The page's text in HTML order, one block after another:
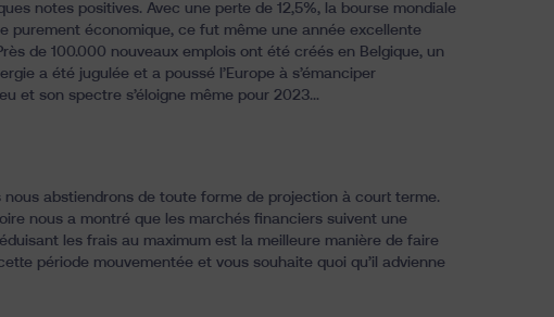
notes positives. Avec une perte de 12,5%, la bourse mondiale
purement économique, ce fut même une année excellente
de 100.000 nouveaux emplois ont été créés en Belgique, un
a été jugulée et a poussé l’Europe à s’émanciper
et son spectre s’éloigne même pour 2023…
abstiendrons de toute forme de projection à court terme.
nous a montré que les marchés financiers suivent une
les frais au maximum est la meilleure manière de faire
période mouvementée et vous souhaite quoi qu’il advienne